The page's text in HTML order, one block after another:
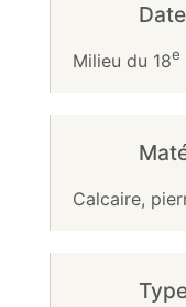
Milieu du 18e
Calcaire,